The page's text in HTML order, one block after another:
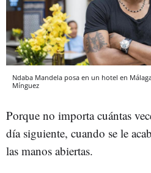
Ndaba Mandela posa en un hotel en
Mínguez
Porque no importa cuántas
día siguiente, cuando se le
las manos abiertas.